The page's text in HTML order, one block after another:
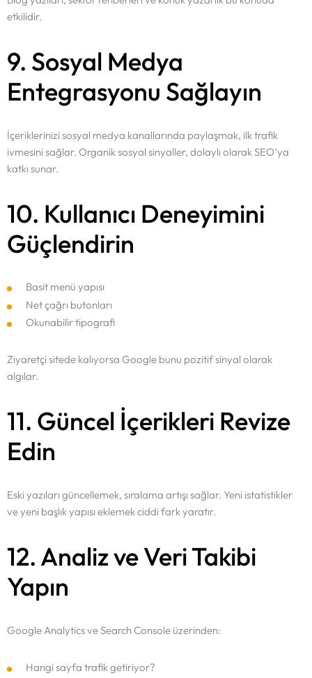
Portföy
Hizmetlerimiz
SOSYAL MEDYA YÖNETIMI
DIJITAL PAZARLAMA
ETICARET ÇÖZÜMLERI
Blog
etkilidir.
9. Sosyal Medya
Entegrasyonu Sağlayın
İçeriklerinizi sosyal medya kanallarında paylaşmak, ilk trafik
ivmesini sağlar. Organik sosyal sinyaller, dolaylı olarak SEO’ya
katkı sunar.
10. Kullanıcı Deneyimini
Güçlendirin
Basit menü yapısı
Net çağrı butonları
Okunabilir tipografi
Ziyaretçi sitede kalıyorsa Google bunu pozitif sinyal olarak
algılar.
11. Güncel İçerikleri Revize
Edin
Eski yazıları güncellemek, sıralama artışı sağlar. Yeni istatistikler
ve yeni başlık yapısı eklemek ciddi fark yaratır.
12. Analiz ve Veri Takibi
Yapın
Google Analytics ve Search Console üzerinden:
Hangi sayfa trafik getiriyor?